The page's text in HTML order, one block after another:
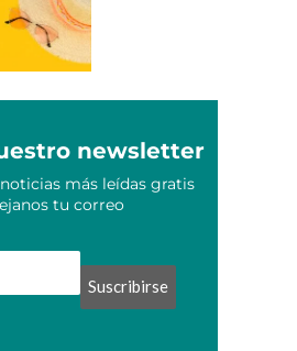
newsletter
más leídas gratis
tu correo
Suscribirse